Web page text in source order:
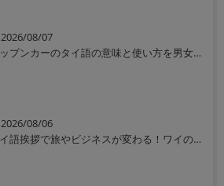
2026/08/07
コップンカーのタイ語の意味と使い方を男女別の違いや発音のコツで楽しく解説！
2026/08/06
タイ語挨拶で旅やビジネスが変わる！ワイの正しいやり方と男女別語尾まで完全ガイド